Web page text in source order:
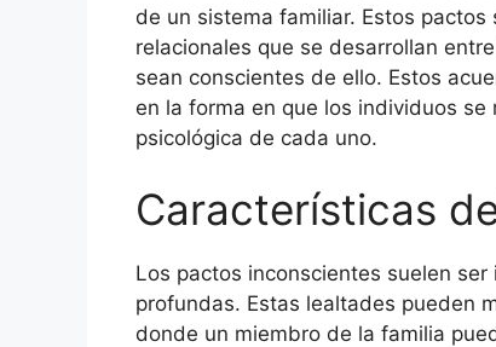
de un sistema familiar. Estos
relacionales que se desarrollan
sean conscientes de ello. Estos
en la forma en que los individuos
psicológica de cada uno.
Características
Los pactos inconscientes suelen
profundas. Estas lealtades pueden
donde un miembro de la familia